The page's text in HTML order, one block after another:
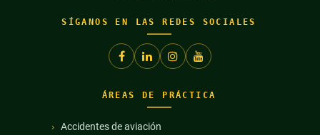
SÍGANOS EN LAS REDES SOCIALES
ÁREAS DE PRÁCTICA
Accidentes de aviación